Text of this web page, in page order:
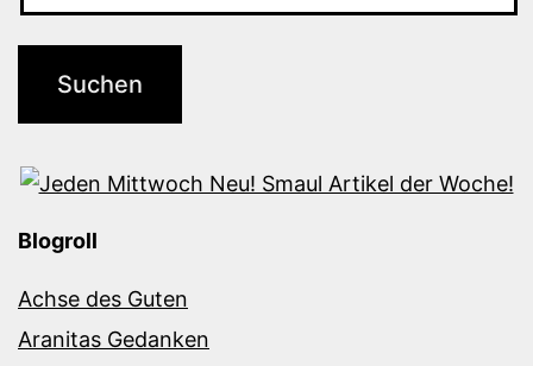
Blogroll
Achse des Guten
Aranitas Gedanken